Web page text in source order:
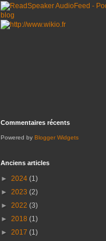
Commentaires récents
Powered by Blogger Widgets
Anciens articles
► 2024 (1)
► 2023 (2)
► 2022 (3)
► 2018 (1)
► 2017 (1)